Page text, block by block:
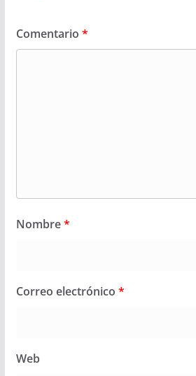
Comentario *
Nombre*
Correo electrónico *
Web